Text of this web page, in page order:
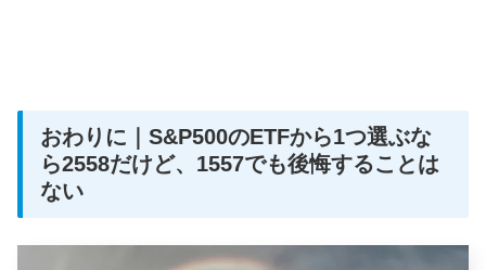
おわりに｜S&P500のETFから1つ選ぶな
ら2558だけど、1557でも後悔することは
ない